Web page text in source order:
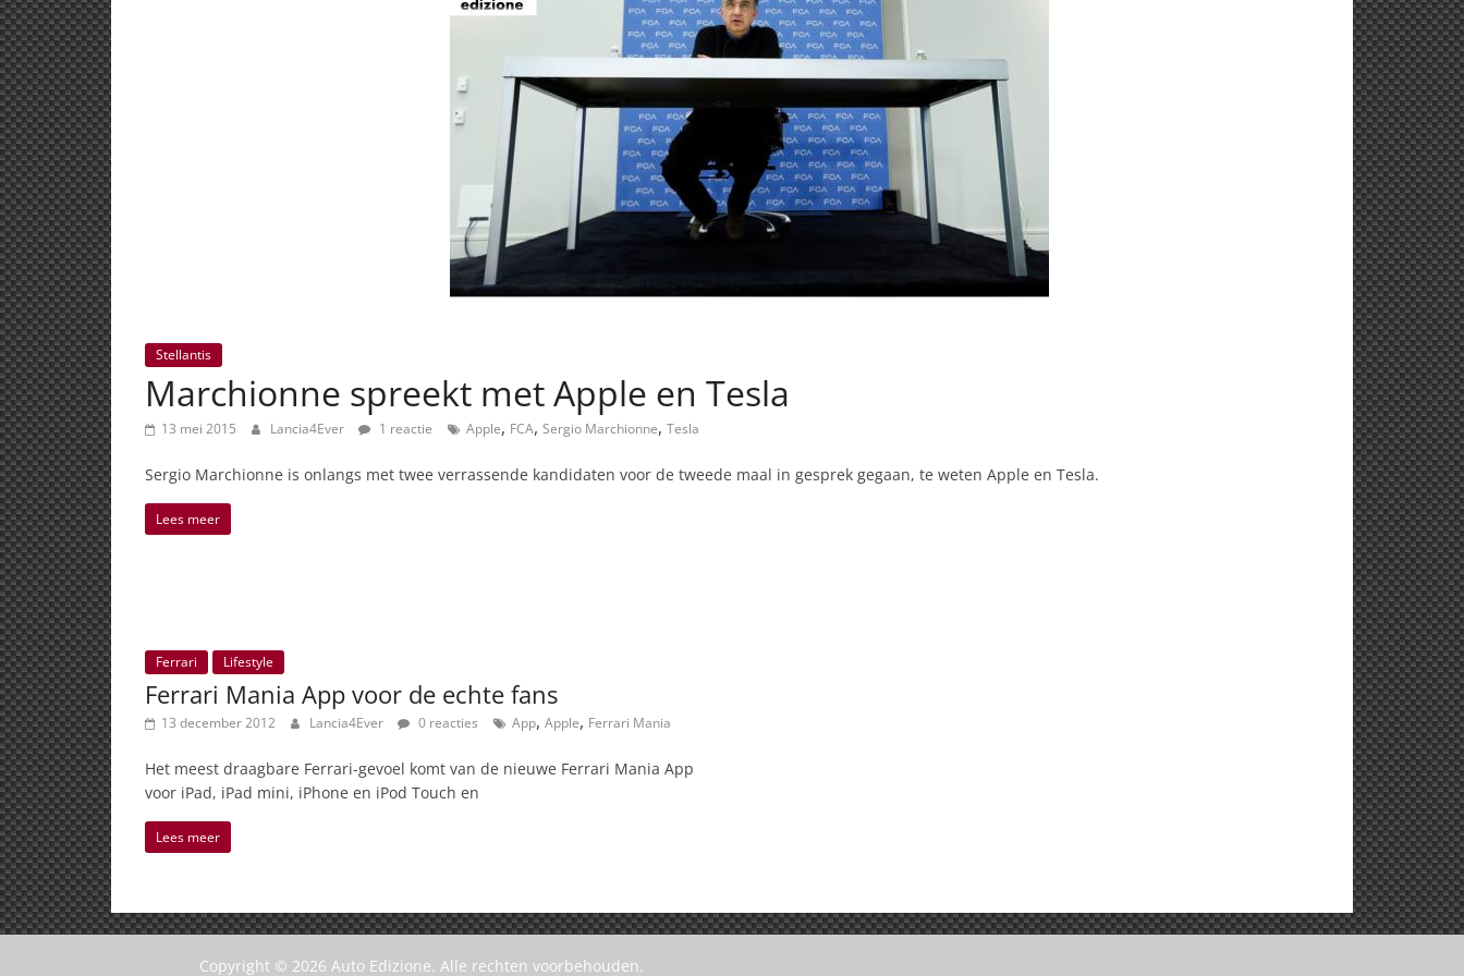
Stellantis
Marchionne spreekt met Apple en Tesla
13 mei 2015 Lancia4Ever 1 reactie Apple, FCA, Sergio Marchionne, Tesla
Sergio Marchionne is onlangs met twee verrassende kandidaten voor de tweede maal in gesprek gegaan, te weten Apple en Tesla.
Lees meer
Ferrari Lifestyle
Ferrari Mania App voor de echte fans
13 december 2012 Lancia4Ever 0 reacties App, Apple, Ferrari Mania
Het meest draagbare Ferrari-gevoel komt van de nieuwe Ferrari Mania App
voor iPad, iPad mini, iPhone en iPod Touch en
Lees meer
Copyright © 2026 Auto Edizione. Alle rechten voorbehouden.